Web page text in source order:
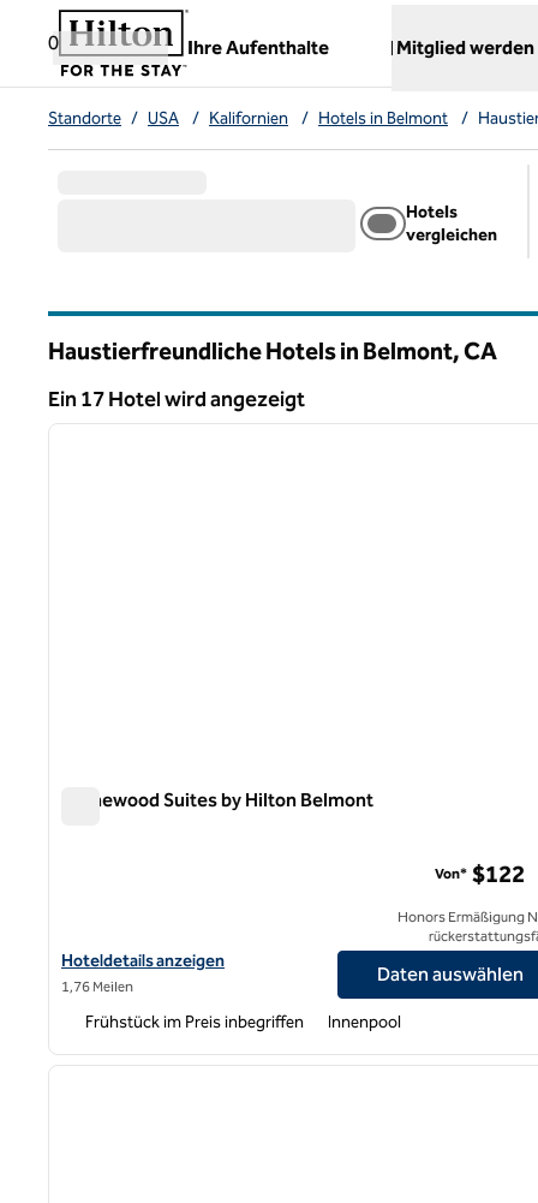
Weiter zum Inhalt
0
Ihre Aufenthalte
,öffnet neue Registerkarte
Mitglied werden
Standorte / USA / Kalifornien / Hotels in Belmont /
Hotels
vergleichen
Haustierfreundliche Hotels in Belmont,CA
Ein 17 Hotel wird angezeigt
Ein 17 Hotel wird angezeigt
1 von 12
Homewood Suites by Hilton Belmont
Hoteldetails für Homewood Suites by Hilton Belmont anzeigen
Hoteldetails anzeigen
1,76 Meilen
Von* $122
Honors Ermäßigung
Daten auswählen
Frühstück im Preis inbegriffen Innenpool
1 von 12